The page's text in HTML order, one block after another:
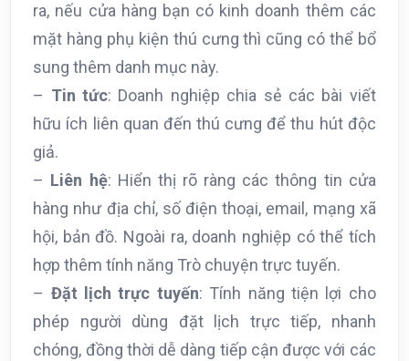
ra, nếu cửa hàng bạn có kinh doanh thêm các
mặt hàng phụ kiện thú cưng thì cũng có thể bổ
sung thêm danh mục này.
– Tin tức: Doanh nghiệp chia sẻ các bài viết
hữu ích liên quan đến thú cưng để thu hút độc
giả.
– Liên hệ: Hiển thị rõ ràng các thông tin cửa
hàng như địa chỉ, số điện thoại, email, mạng xã
hội, bản đồ. Ngoài ra, doanh nghiệp có thể tích
hợp thêm tính năng Trò chuyện trực tuyến.
– Đặt lịch trực tuyến: Tính năng tiện lợi cho
phép người dùng đặt lịch trực tiếp, nhanh
chóng, đồng thời dễ dàng tiếp cận được với các